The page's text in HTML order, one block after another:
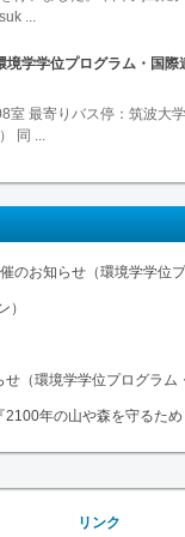
...
学学位プログラム・国際
最寄りバス停：筑波大
同 ...
のお知らせ（環境学学位プ
（環境学学位プログラム・
年の山や森を守るため
リンク